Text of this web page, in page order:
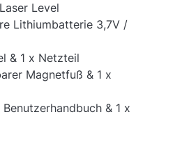
Level
Lithiumbatterie 3,7V /
& 1 x Netzteil
Magnetfuß & 1 x
& 1 x